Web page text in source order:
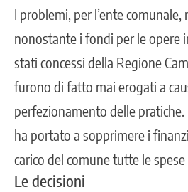
I problemi, per l’ente comunale,
nonostante i fondi per le opere
stati concessi della Regione
furono di fatto mai erogati a
perfezionamento delle pratiche
ha portato a sopprimere i
carico del comune tutte le
Le decisioni